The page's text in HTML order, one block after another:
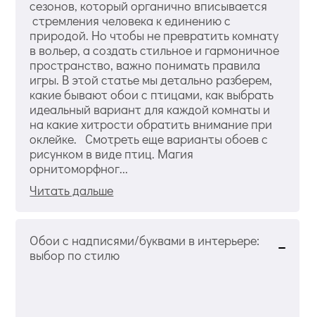
сезонов, который органично вписывается
стремления человека к единению с
природой. Но чтобы не превратить комнату
в вольер, а создать стильное и гармоничное
пространство, важно понимать правила
игры. В этой статье мы детально разберем,
какие бывают обои с птицами, как выбрать
идеальный вариант для каждой комнаты и
на какие хитрости обратить внимание при
оклейке. Смотреть еще варианты обоев с
рисунком в виде птиц. Магия
орнитоморфног...
Читать дальше
Обои с надписями/буквами в интерьере:
выбор по стилю